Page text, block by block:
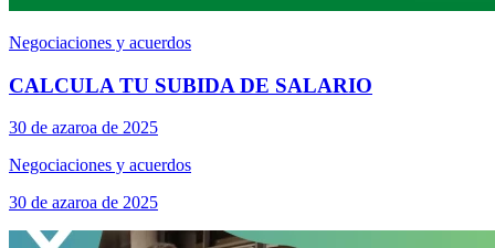
Negociaciones y acuerdos
CALCULA TU SUBIDA DE SALARIO
30 de azaroa de 2025
Negociaciones y acuerdos
30 de azaroa de 2025